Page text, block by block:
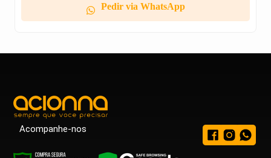
Pedir via WhatsApp
Acompanhe-nos